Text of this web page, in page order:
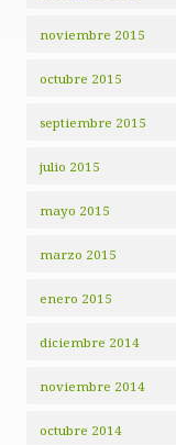
noviembre 2015
octubre 2015
septiembre 2015
julio 2015
mayo 2015
marzo 2015
enero 2015
diciembre 2014
noviembre 2014
octubre 2014